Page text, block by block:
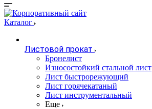
Каталог
Листовой прокат
Бронелист
Износостойкий стальной лист
Лист быстрорежующий
Лист горячекатаный
Лист инструментальный
Еще